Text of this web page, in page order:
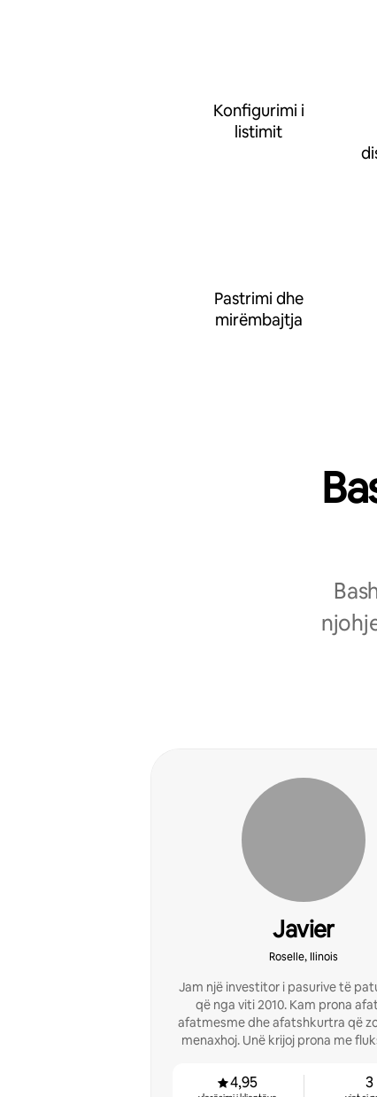
Konfigurimi i
listimit
Pastrimi dhe
mirëmbajtja
Javier
Roselle, Ilinois
Jam një investitor i pasurive të
që nga viti 2010. Kam prona afatgjata,
afatmesme dhe afatshkurtra që
menaxhoj. Unë krijoj prona me
4,95 3